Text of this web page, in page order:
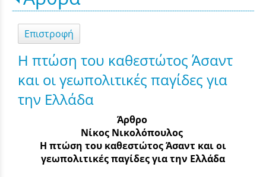
Επιστροφή
Η πτώση του καθεστώτος Άσαντ
και οι γεωπολιτικές παγίδες για
την Ελλάδα
Άρθρο
Νίκος Νικολόπουλος
Η πτώση του καθεστώτος Άσαντ και οι
γεωπολιτικές παγίδες για την Ελλάδα